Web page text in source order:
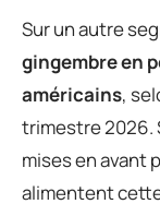
Sur un autre
gingembre en
américains,
trimestre 2026.
mises en avant
alimentent